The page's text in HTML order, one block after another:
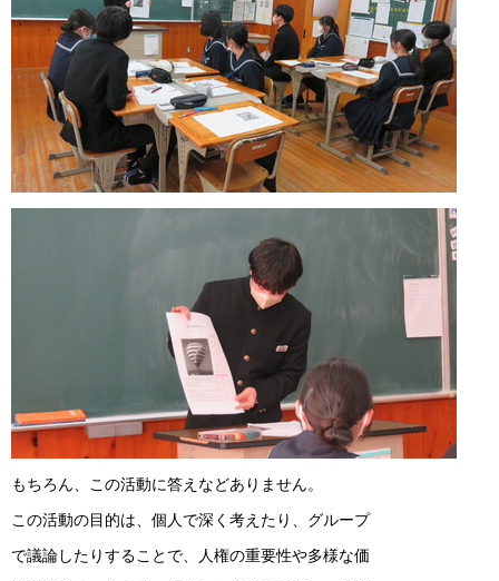
もちろん、この活動に答えなどありません。
この活動の目的は、個人で深く考えたり、グループ
で議論したりすることで、人権の重要性や多様な価